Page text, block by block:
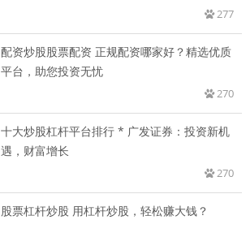
277
配资炒股股票配资 正规配资哪家好？精选优质
平台，助您投资无忧
270
十大炒股杠杆平台排行 * 广发证券：投资新机
遇，财富增长
270
股票杠杆炒股 用杠杆炒股，轻松赚大钱？